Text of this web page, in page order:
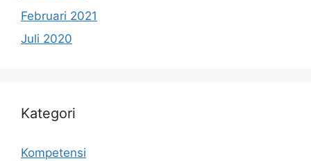
Februari 2021
Juli 2020
Kategori
Kompetensi